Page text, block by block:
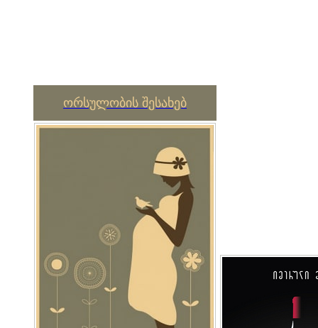
ორსულობის შესახებ